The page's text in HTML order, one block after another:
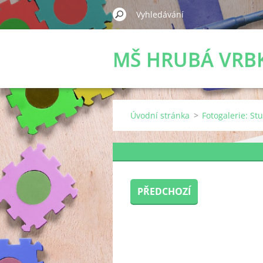
MŠ HRUBÁ
Úvodní stránka > Fotogalerie:
PŘEDCHOZÍ